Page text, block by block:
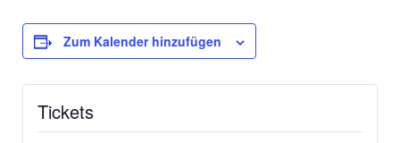
Zum Kalender hinzufügen
Tickets